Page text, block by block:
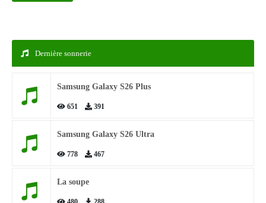
Dernière sonnerie
Samsung Galaxy S26 Plus
651 391
Samsung Galaxy S26 Ultra
778 467
La soupe